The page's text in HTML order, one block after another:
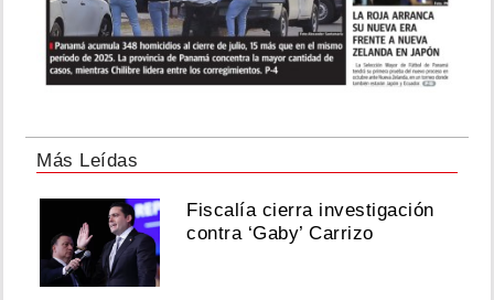
Más Leídas
Fiscalía cierra investigación
contra ‘Gaby’ Carrizo